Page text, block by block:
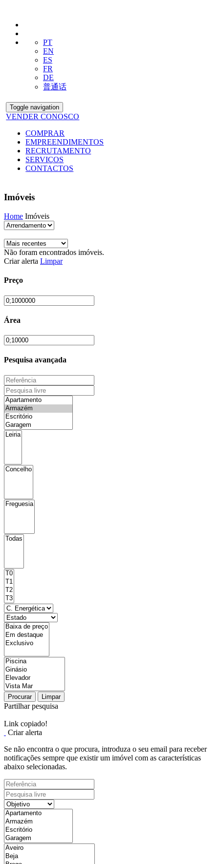
PT
EN
ES
FR
DE
普通话
Toggle navigation
VENDER CONOSCO
COMPRAR
EMPREENDIMENTOS
RECRUTAMENTO
SERVIÇOS
CONTACTOS
Imóveis
Home Imóveis
Não foram encontrados imóveis.
Criar alerta Limpar
Preço
Área
Pesquisa avançada
Procurar Limpar
Partilhar pesquisa
Link copiado!
Criar alerta
Se não encontra o que procura, introduza o seu email para receber
notificações sempre que existir um imóvel com as características
abaixo selecionadas.